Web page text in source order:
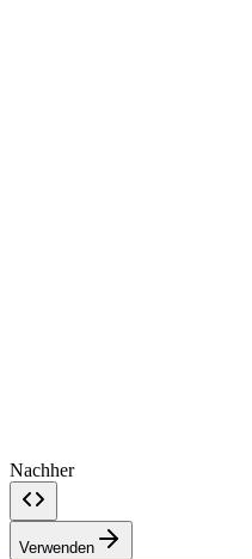
Nachher
Verwenden